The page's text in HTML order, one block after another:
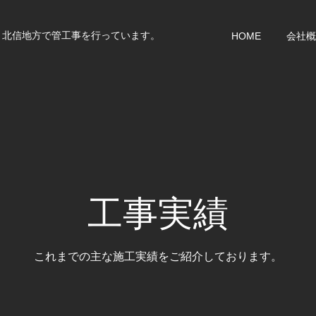
信地方で管工事を行っています。 HOME 会社
工事実績
これまでの主な施工実績をご紹介しております。